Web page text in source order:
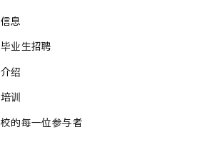
息
业生招聘
绍
训
的每一位参与者